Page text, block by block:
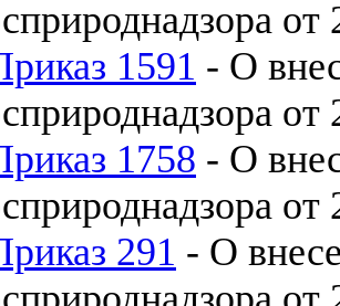
1591 - О
1758 - О
291 - О